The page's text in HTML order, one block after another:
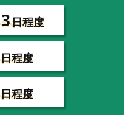
3日程度
日程度
日程度